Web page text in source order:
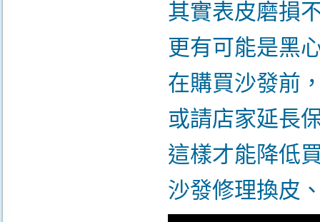
其實表皮磨損
更有可能是黑
在購買沙發前
或請店家延長
這樣才能降低
沙發修理換皮